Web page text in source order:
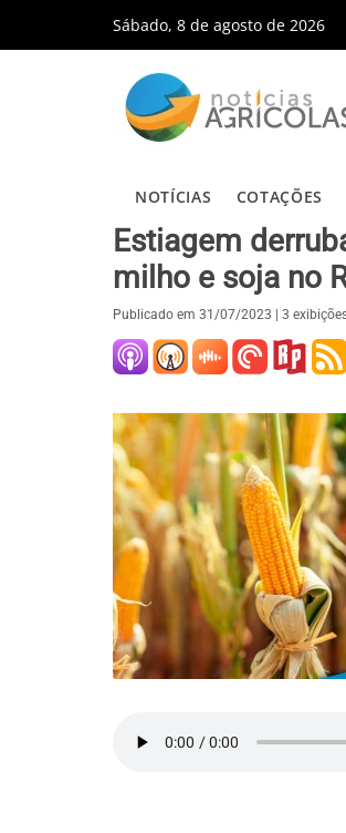
Sábado, 8 de agosto de 2026
NOTÍCIAS COTAÇÕES
Estiagem
milho e soja no
Publicado em 31/07/2023 | 3